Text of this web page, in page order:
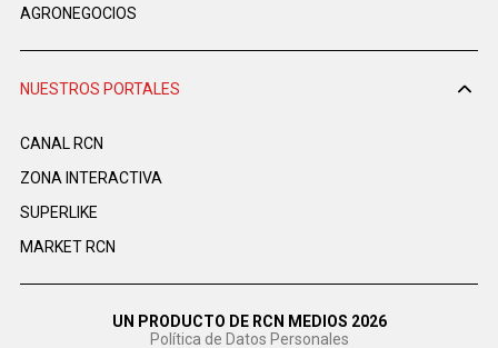
AGRONEGOCIOS
NUESTROS PORTALES
CANAL RCN
ZONA INTERACTIVA
SUPERLIKE
MARKET RCN
UN PRODUCTO DE RCN MEDIOS 2026
Política de Datos Personales